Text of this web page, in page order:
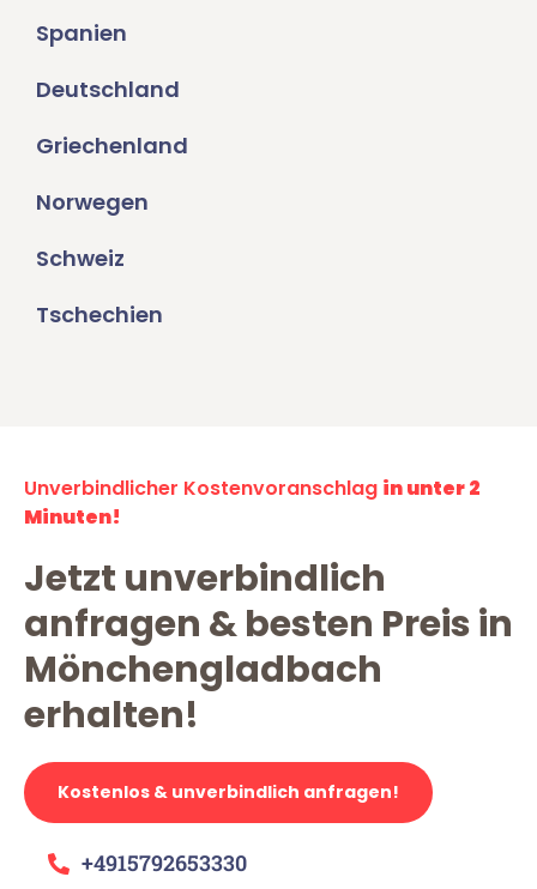
Spanien
Deutschland
Griechenland
Norwegen
Schweiz
Tschechien
Unverbindlicher Kostenvoranschlag in unter 2
Minuten!
Jetzt unverbindlich
anfragen & besten Preis in
Mönchengladbach
erhalten!
Kostenlos & unverbindlich anfragen!
+4915792653330